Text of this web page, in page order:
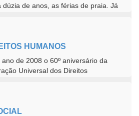
dúzia de anos, as férias de praia. Já
HUMANOS
de 2008 o 60º aniversário da
Universal dos Direitos